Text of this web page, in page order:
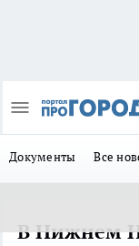
Документы Все
В Нижнем